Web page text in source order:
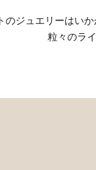
のジュエリーはいか
粒々のラ